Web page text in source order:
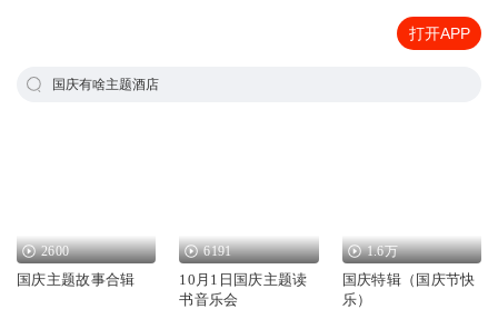
打开APP
国庆有啥主题酒店
2600
国庆主题故事合辑
6191
10月1日国庆主题读
书音乐会
1.6万
国庆特辑（国庆节快
乐）